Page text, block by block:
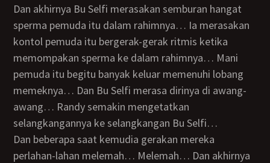
Dan akhirnya Bu Selfi merasakan semburan hangat
sperma pemuda itu dalam rahimnya… Ia merasakan
kontol pemuda itu bergerak-gerak ritmis ketika
memompakan sperma ke dalam rahimnya… Mani
pemuda itu begitu banyak keluar memenuhi lobang
memeknya… Dan Bu Selfi merasa dirinya di awang-
awang… Randy semakin mengetatkan
selangkangannya ke selangkangan Bu Selfi…
Dan beberapa saat kemudia gerakan mereka
perlahan-lahan melemah… Melemah… Dan akhirnya